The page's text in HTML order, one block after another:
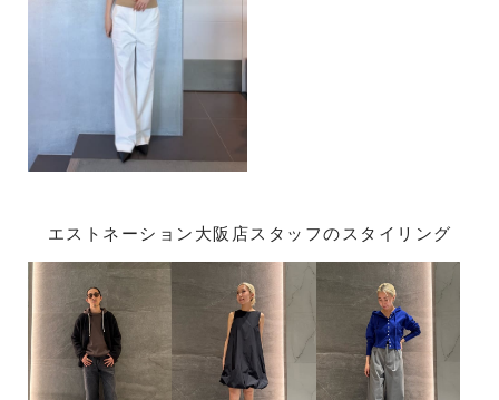
エストネーション大阪店スタッフのスタイリング